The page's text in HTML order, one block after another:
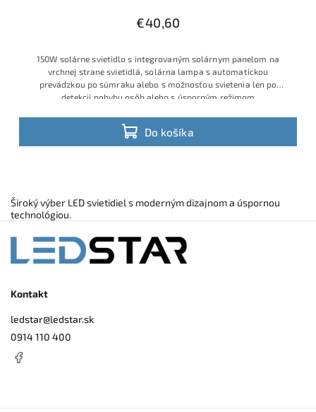
€40,60
Do košíka
150W solárne svietidlo s integrovaným solárnym panelom na
vrchnej strane svietidlá, solárna lampa s automatickou
prevádzkou po súmraku alebo s možnosťou svietenia len po
detekcií pohybu osôb alebo s úsporným režimom
Široký výber LED svietidiel s moderným dizajnom a úspornou
technológiou.
Kontakt
ledstar@ledstar.sk
0914 110 400